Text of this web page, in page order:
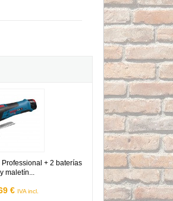
Professional + 2 baterías
maletín...
€ IVA incl.
Professional + 2 baterías 2Ah y maletín -